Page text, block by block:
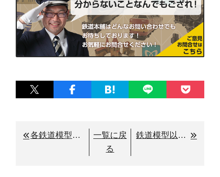
各鉄道模型メーカーの商品を買取り致します。
一覧に戻
る
鉄道模型以外も対応します！鉄道グッズの買取り